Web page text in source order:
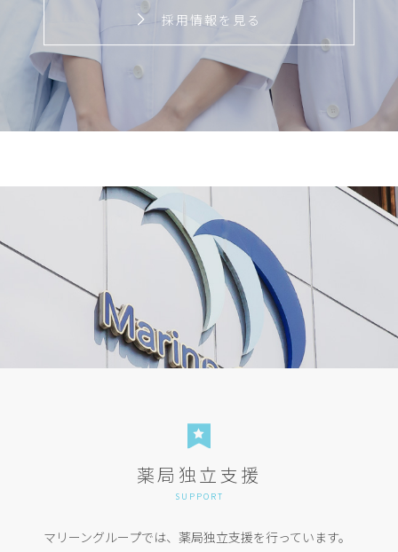
採用情報を見る
薬局独立支援
SUPPORT
マリーングループでは、薬局独立支援を行っています。